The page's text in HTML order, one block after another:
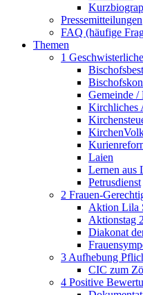
Pressemitteilungen
FAQ (häufige
Themen
1
Gemeinde /
Kirchliches
Laien
Lernen aus
Petrusdienst
2 Frauen-
Aktion Lila
Aktionstag
Diakonat
3 Aufhebung
CIC zum
4 Positive